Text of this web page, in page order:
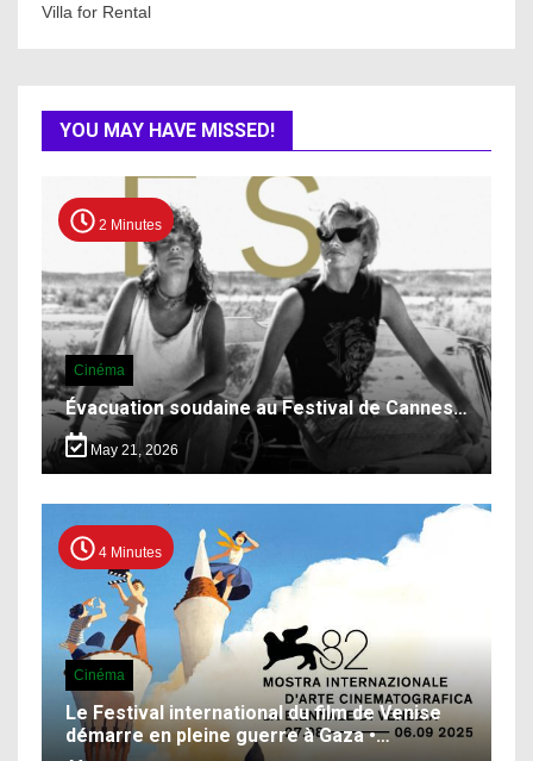
Villa for Rental
YOU MAY HAVE MISSED!
2 Minutes
Cinéma
Évacuation soudaine au Festival de Cannes…
May 21, 2026
4 Minutes
Cinéma
Le Festival international du film de Venise
démarre en pleine guerre à Gaza •…